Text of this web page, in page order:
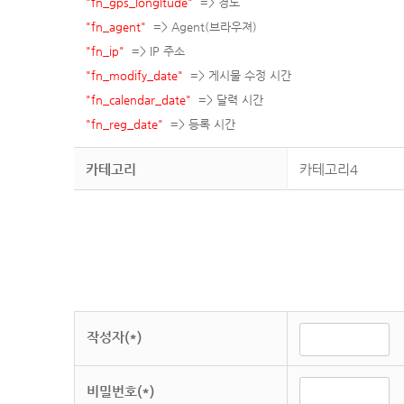
"fn_agent" => Agent(브라우져)
"fn_ip" => IP 주소
"fn_modify_date" => 게시물 수정 시간
"fn_calendar_date" => 달력 시간
"fn_reg_date" => 등록 시간
카테고리 카테고리4
작성자(*)
비밀번호(*)